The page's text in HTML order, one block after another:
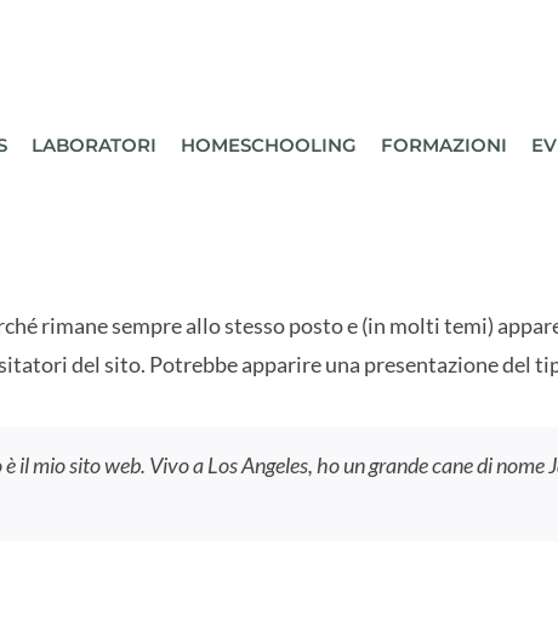
LABORATORI HOMESCHOOLING FORMAZIONI
rimane sempre allo stesso posto e (in molti temi)
del sito. Potrebbe apparire una presentazione del
mio sito web. Vivo a Los Angeles, ho un grande cane di nome